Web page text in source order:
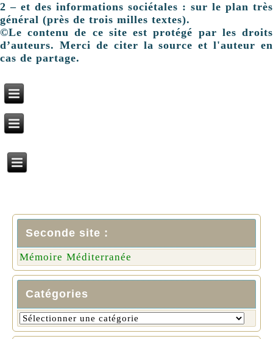
2 – et des informations sociétales : sur le plan très
général (près de trois milles textes).
©Le contenu de ce site est protégé par les droits
d’auteurs. Merci de citer la source et l'auteur en
cas de partage.
Seconde site :
Mémoire Méditerranée
Catégories